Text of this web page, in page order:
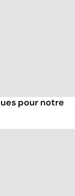
pour notre